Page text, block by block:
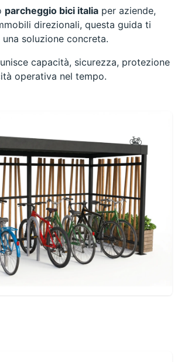
parcheggio bici italia per aziende,
direzionali, questa guida ti
soluzione concreta.
capacità, sicurezza, protezione
operativa nel tempo.